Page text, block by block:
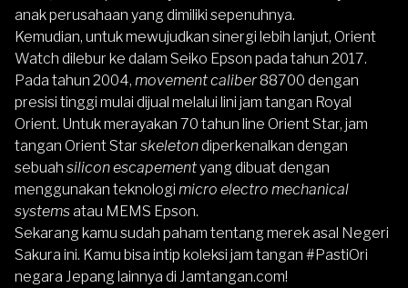
anak perusahaan yang dimiliki sepenuhnya.
Kemudian, untuk mewujudkan sinergi lebih lanjut, Orient
Watch dilebur ke dalam Seiko Epson pada tahun 2017.
Pada tahun 2004, movement caliber88700 dengan
presisi tinggi mulai dijual melalui lini jam tangan Royal
Orient. Untuk merayakan 70 tahun line Orient Star, jam
tangan Orient Star skeletondiperkenalkan dengan
sebuah silicon escapementyang dibuat dengan
menggunakan teknologi micro electro mechanical
systemsatau MEMS Epson.
Sekarang kamu sudah paham tentang merek asal Negeri
Sakura ini. Kamu bisa intip koleksi jam tangan #PastiOri
negara Jepang lainnya di Jamtangan.com!